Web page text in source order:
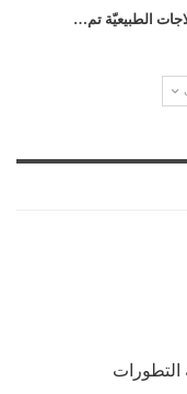
الطبيعيّة تم…
التطورات